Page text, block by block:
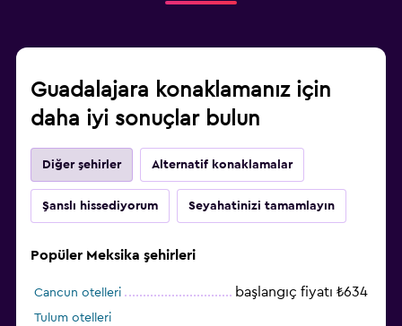
Guadalajara konaklamanız için
daha iyi sonuçlar bulun
Diğer şehirler Alternatif konaklamalar
Şanslı hissediyorum Seyahatinizi tamamlayın
Popüler Meksika şehirleri
Cancun otelleri başlangıç fiyatı ₺634
Tulum otelleri